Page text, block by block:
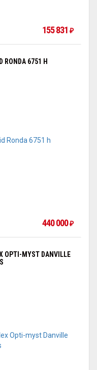
155 831 ₽
6751 H
440 000₽
MYST DANVILLE